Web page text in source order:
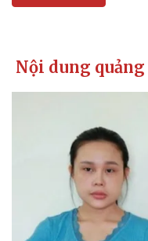
Vụ án
Tin nóng
Tư vấn luật